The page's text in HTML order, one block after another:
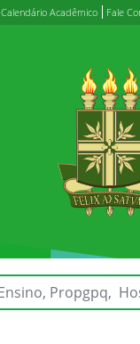
Calendário Acadêmico Fale